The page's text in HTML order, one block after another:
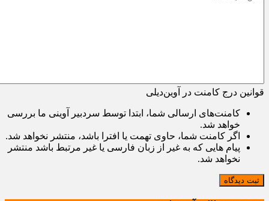
قوانین درج کامنت در آوین‌دیلی
کامنت‌های ارسالی شما، ابتدا توسط سردبیر آوینی ما بررسی
خواهد شد.
اگر کامنت شما، حاوی تهمت یا افترا باشد، منتشر نخواهد شد.
پیام هایی که به غیر از زبان فارسی یا غیر مرتبط باشد منتشر
نخواهد شد.
ثبت دیدگاه